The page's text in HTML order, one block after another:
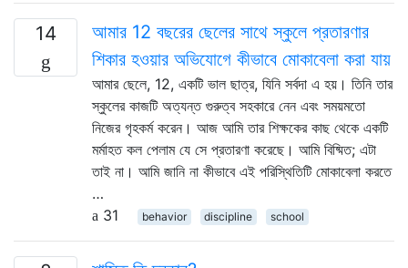
14
আমার 12 বছরের ছেলের সাথে স্কুলে প্রতারণার
শিকার হওয়ার অভিযোগে কীভাবে মোকাবেলা করা যায়
আমার ছেলে, 12, একটি ভাল ছাত্র, যিনি সর্বদা এ হয়। তিনি তার
স্কুলের কাজটি অত্যন্ত গুরুত্ব সহকারে নেন এবং সময়মতো
নিজের গৃহকর্ম করেন। আজ আমি তার শিক্ষকের কাছ থেকে একটি
মর্মাহত কল পেলাম যে সে প্রতারণা করেছে। আমি বিষ্মিত; এটা
তাই না। আমি জানি না কীভাবে এই পরিস্থিতিটি মোকাবেলা করতে
…
31
behavior discipline school